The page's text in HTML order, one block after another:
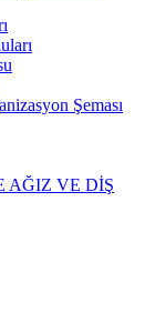
Şeması
AĞIZ VE DİŞ